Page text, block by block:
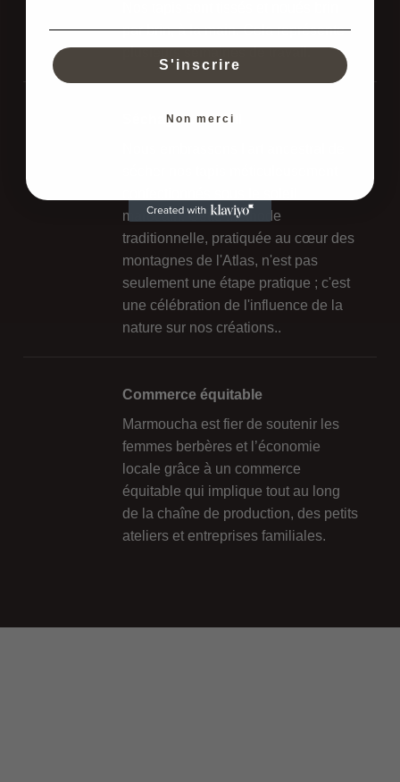
par brin, à la main. Cela représente
plusieurs semaines de travail.
Séchage au soleil
marocain. Cette méthode
traditionnelle, pratiquée au cœur des
montagnes de l'Atlas, n'est pas
seulement une étape pratique ; c'est
une célébration de l'influence de la
nature sur nos créations..
Commerce équitable
Marmoucha est fier de soutenir les
femmes berbères et l’économie
locale grâce à un commerce
équitable qui implique tout au long
de la chaîne de production, des petits
ateliers et entreprises familiales.
S'inscrire
Non merci